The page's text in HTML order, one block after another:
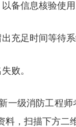
备信息核验使用
充足时间等待系
败。
一级消防工程
料，扫描下方二